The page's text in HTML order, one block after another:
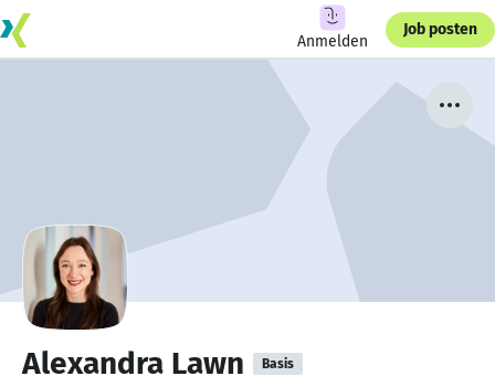
Anmelden
Job posten
Alexandra Lawn Basis